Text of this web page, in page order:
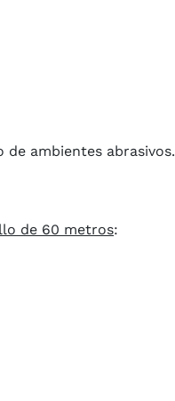
ambientes abrasivos.
de 60 metros: